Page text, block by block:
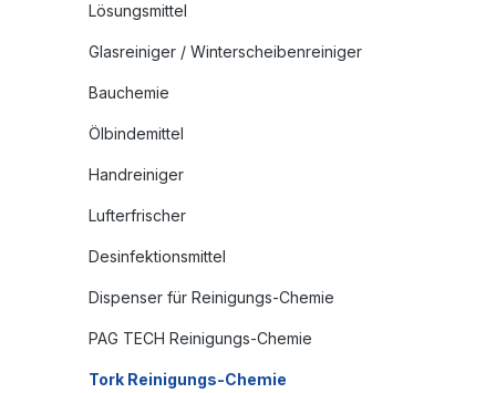
Lösungsmittel
Glasreiniger / Winterscheibenreiniger
Bauchemie
Ölbindemittel
Handreiniger
Lufterfrischer
Desinfektionsmittel
Dispenser für Reinigungs-Chemie
PAG TECH Reinigungs-Chemie
Tork Reinigungs-Chemie